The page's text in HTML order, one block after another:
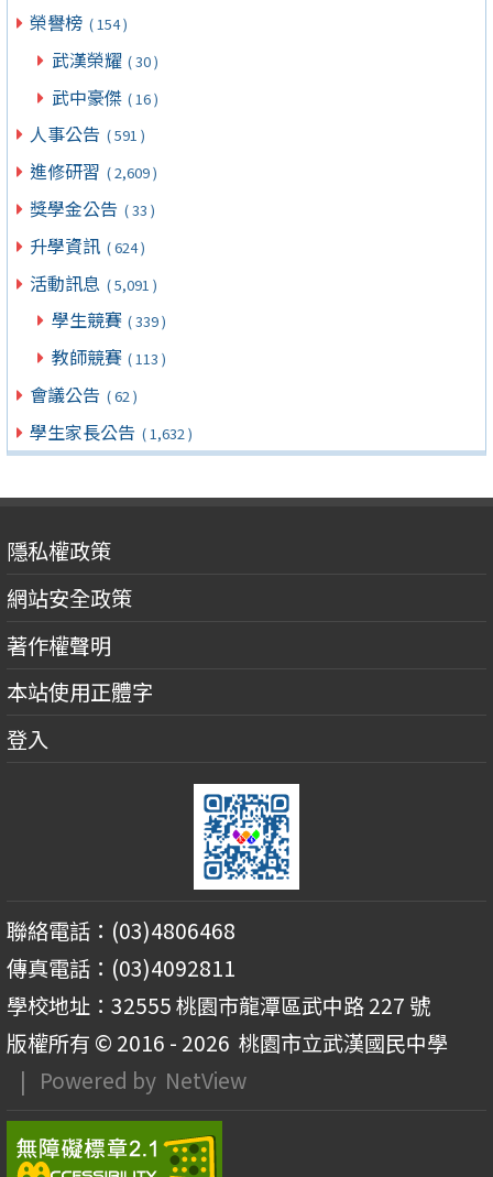
榮譽榜 ( 154 )
武漢榮耀 ( 30 )
武中豪傑 ( 16 )
人事公告 ( 591 )
進修研習 ( 2,609 )
獎學金公告 ( 33 )
升學資訊 ( 624 )
活動訊息 ( 5,091 )
學生競賽 ( 339 )
教師競賽 ( 113 )
會議公告 ( 62 )
學生家長公告 ( 1,632 )
隱私權政策
網站安全政策
著作權聲明
本站使用正體字
登入
聯絡電話：(03)4806468
傳真電話：(03)4092811
學校地址：32555 桃園市龍潭區武中路 227 號
版權所有 © 2016 - 2026 桃園市立武漢國民中學
| Powered by NetView